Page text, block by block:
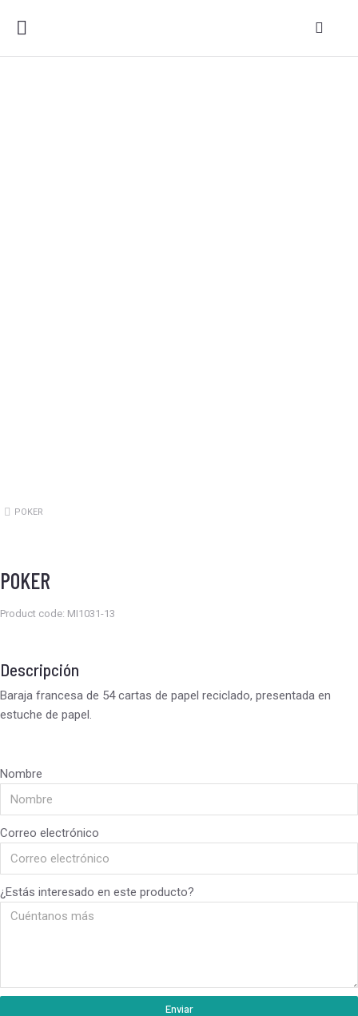
Estás aquí:
POKER
POKER
Product code: MI1031-13
Descripción
Baraja francesa de 54 cartas de papel reciclado, presentada en
estuche de papel.
Nombre
Correo electrónico
¿Estás interesado en este producto?
Enviar